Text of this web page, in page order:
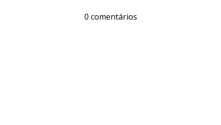
0 comentários